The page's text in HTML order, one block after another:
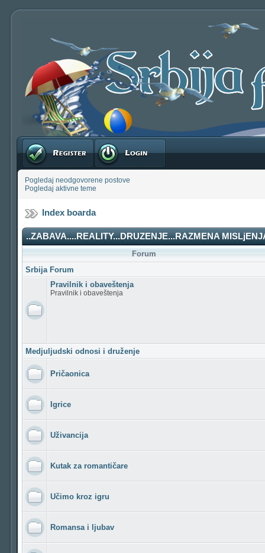
Registruj se Prijavite se
Pogledaj neodgovorene postove
Pogledaj aktivne teme
Index boarda
..ZABAVA....REALITY...DRUZENJE...RAZMENA
Forum
Srbija Forum
Pravilnik i obaveštenja
Pravilnik i obaveštenja
Medjuljudski odnosi i druženje
Pričaonica
Igrice
Uživancija
Kutak za romantičare
Učimo kroz igru
Romansa i ljubav